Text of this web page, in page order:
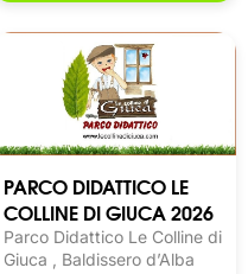
PARCO DIDATTICO LE
COLLINE DI GIUCA 2026
Parco Didattico Le Colline di
Giuca , Baldissero d’Alba